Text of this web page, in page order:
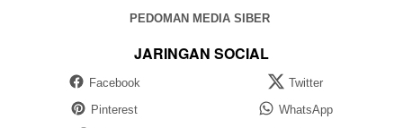
PEDOMAN MEDIA SIBER
JARINGAN SOCIAL
Facebook
Twitter
Pinterest
WhatsApp